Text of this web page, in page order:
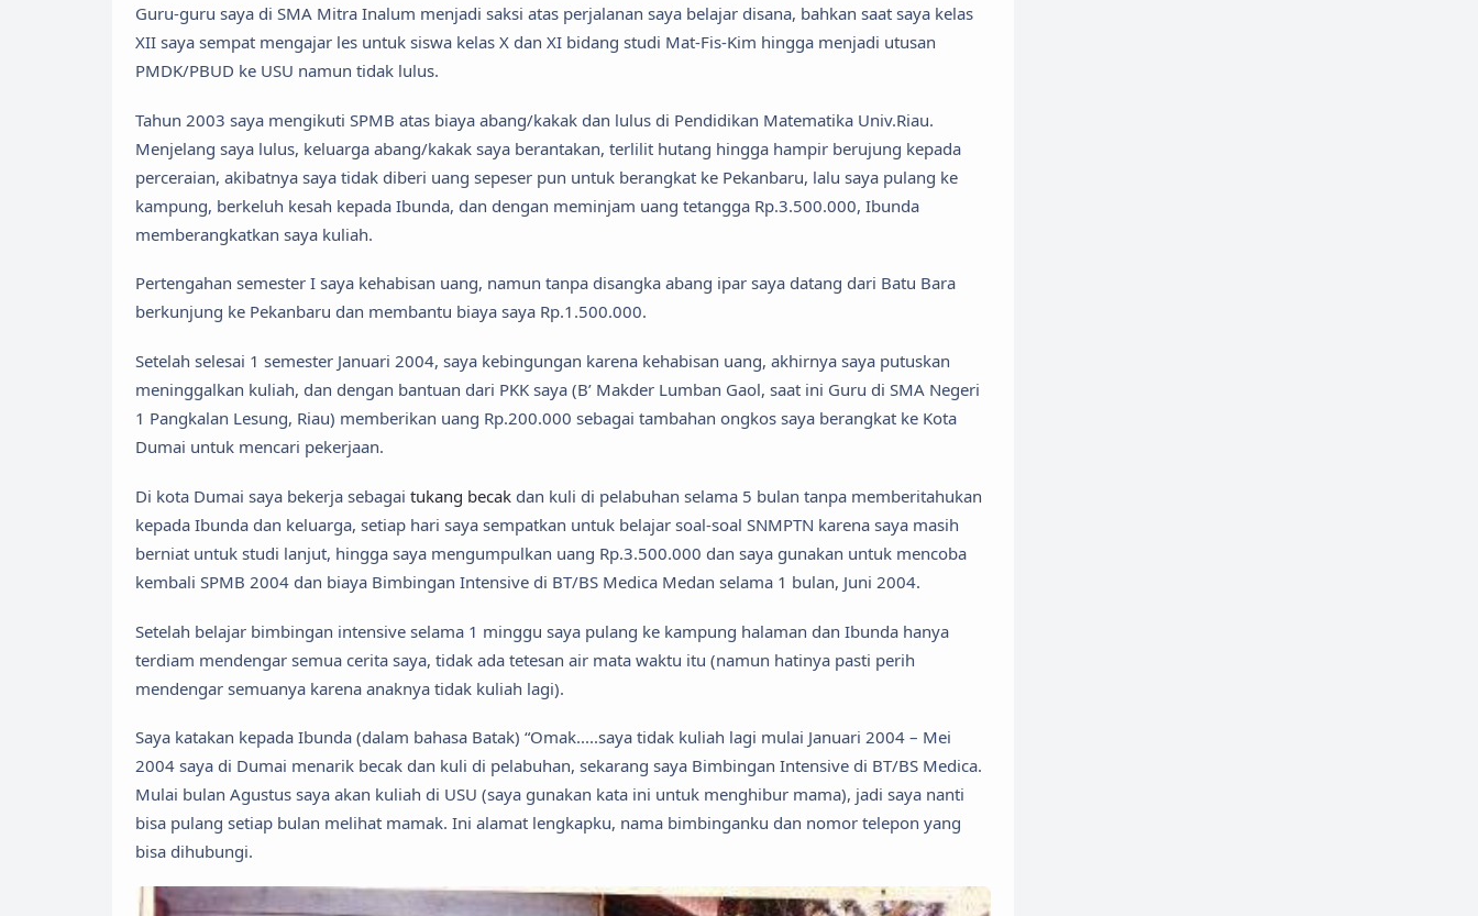
Guru-guru saya di SMA Mitra Inalum menjadi saksi atas perjalanan saya belajar disana, bahkan saat saya kelas
XII saya sempat mengajar les untuk siswa kelas X dan XI bidang studi Mat-Fis-Kim hingga menjadi utusan
PMDK/PBUD ke USU namun tidak lulus.
Tahun 2003 saya mengikuti SPMB atas biaya abang/kakak dan lulus di Pendidikan Matematika Univ.Riau.
Menjelang saya lulus, keluarga abang/kakak saya berantakan, terlilit hutang hingga hampir berujung kepada
perceraian, akibatnya saya tidak diberi uang sepeser pun untuk berangkat ke Pekanbaru, lalu saya pulang ke
kampung, berkeluh kesah kepada Ibunda, dan dengan meminjam uang tetangga Rp.3.500.000, Ibunda
memberangkatkan saya kuliah.
Pertengahan semester I saya kehabisan uang, namun tanpa disangka abang ipar saya datang dari Batu Bara
berkunjung ke Pekanbaru dan membantu biaya saya Rp.1.500.000.
Setelah selesai 1 semester Januari 2004, saya kebingungan karena kehabisan uang, akhirnya saya putuskan
meninggalkan kuliah, dan dengan bantuan dari PKK saya (B’ Makder Lumban Gaol, saat ini Guru di SMA Negeri
1 Pangkalan Lesung, Riau) memberikan uang Rp.200.000 sebagai tambahan ongkos saya berangkat ke Kota
Dumai untuk mencari pekerjaan.
Di kota Dumai saya bekerja sebagai tukang becak dan kuli di pelabuhan selama 5 bulan tanpa memberitahukan
kepada Ibunda dan keluarga, setiap hari saya sempatkan untuk belajar soal-soal SNMPTN karena saya masih
berniat untuk studi lanjut, hingga saya mengumpulkan uang Rp.3.500.000 dan saya gunakan untuk mencoba
kembali SPMB 2004 dan biaya Bimbingan Intensive di BT/BS Medica Medan selama 1 bulan, Juni 2004.
Setelah belajar bimbingan intensive selama 1 minggu saya pulang ke kampung halaman dan Ibunda hanya
terdiam mendengar semua cerita saya, tidak ada tetesan air mata waktu itu (namun hatinya pasti perih
mendengar semuanya karena anaknya tidak kuliah lagi).
Saya katakan kepada Ibunda (dalam bahasa Batak) “Omak.....saya tidak kuliah lagi mulai Januari 2004 – Mei
2004 saya di Dumai menarik becak dan kuli di pelabuhan, sekarang saya Bimbingan Intensive di BT/BS Medica.
Mulai bulan Agustus saya akan kuliah di USU (saya gunakan kata ini untuk menghibur mama), jadi saya nanti
bisa pulang setiap bulan melihat mamak. Ini alamat lengkapku, nama bimbinganku dan nomor telepon yang
bisa dihubungi.